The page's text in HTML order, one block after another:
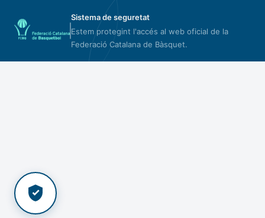
Sistema de seguretat
Estem protegint l'accés al web oficial de la
Federació Catalana de Bàsquet.